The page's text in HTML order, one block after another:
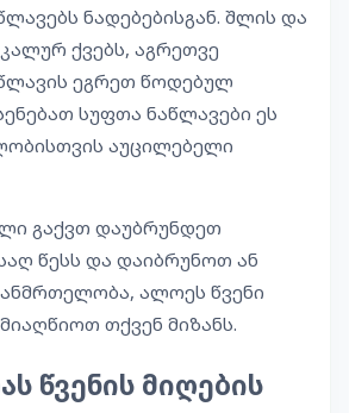
ნადებებისგან. შლის და
ქვებს, აგრეთვე
ეგრეთ წოდებულ
სუფთა ნაწლავები ეს
აუცილებელი
გაქვთ დაუბრუნდეთ
წესს და დაიბრუნოთ ან
ალოეს წვენი
თქვენ მიზანს.
წვენის მიღების